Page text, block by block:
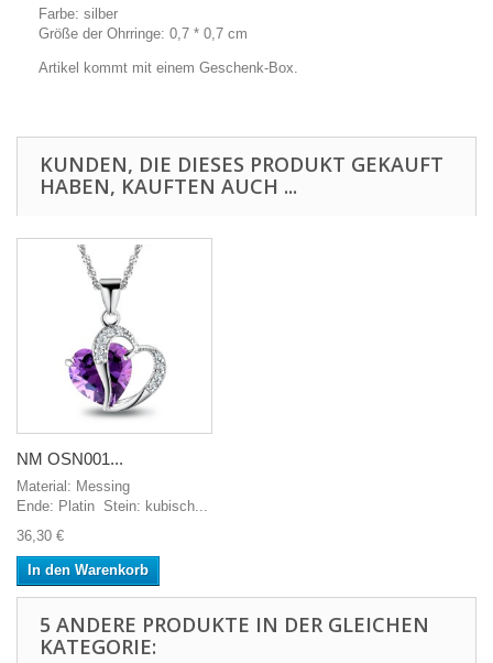
Farbe: silber
Größe der Ohrringe: 0,7 * 0,7 cm
Artikel kommt mit einem Geschenk-Box.
KUNDEN, DIE DIESES PRODUKT GEKAUFT
HABEN, KAUFTEN AUCH ...
NM OSN001...
Material: Messing
Ende: Platin Stein: kubisch...
36,30 €
In den Warenkorb
5 ANDERE PRODUKTE IN DER GLEICHEN
KATEGORIE: